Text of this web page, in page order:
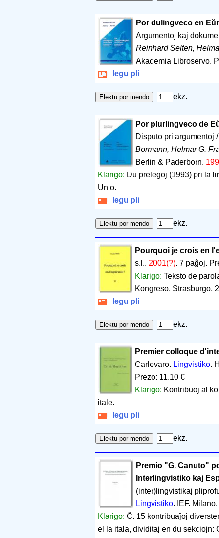
Por dulingveco en
Argumentoj kaj
Reinhard Selten,
Akademia Libroservo.
legu pli
ekz.
Por plurlingveco de
Disputo pri argumentoj
Bormann, Helmar G.
Berlin & Paderborn.
Klarigo: Du prelegoj (1993) pri la
Unio.
legu pli
ekz.
Pourquoi je crois en
s.l.. 2001(?). 7 paĝoj.
Klarigo: Teksto de
Kongreso, Strasburgo,
legu pli
ekz.
Premier colloque
Carlevaro. Lingvistiko.
Prezo: 11.10 €
Klarigo: Kontribuoj al
itale.
legu pli
ekz.
Premio "G. Canuto"
Interlingvistiko kaj
(inter)lingvistikaj
Lingvistiko. IEF. Milano.
Klarigo: Ĉ. 15 kontribuaĵoj
el la itala, dividitaj en du sekciojn: